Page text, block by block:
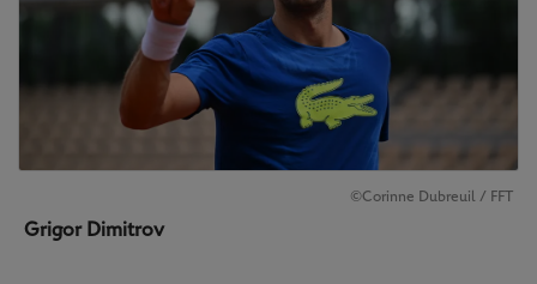
©Corinne Dubreuil / FFT
Grigor Dimitrov